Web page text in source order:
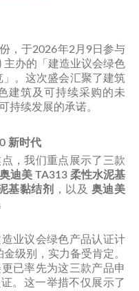
，于2026年2月9日参与
主办的「建造业议会绿色
。这次盛会汇聚了建筑
建筑及可持续采购的未
持续发展的承诺。
新时代
，我们重点展示了三款
奥迪美 TA313 柔性水泥基
基黏结剂 ，以及 奥迪美
业议会绿色产品认证计
级别，实力备受肯定。
已率先为这三款产品申
。这一举措不仅展示了